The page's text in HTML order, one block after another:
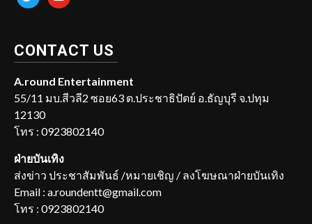
CONTACT US
A.round Entertainment
55/11 มบ.สีวลี2 ซอย63 ต.ประชาธิปัตย์ อ.ธัญบุรี จ.ปทุม
12130
โทร : 0923802140
ฝ่ายบันเทิง
ส่งข่าว ประชาสัมพันธ์ /หมายเชิญ / ลงโฆษณาฝ่ายบันเทิง
Email : a.roundentt@gmail.com
โทร : 0923802140